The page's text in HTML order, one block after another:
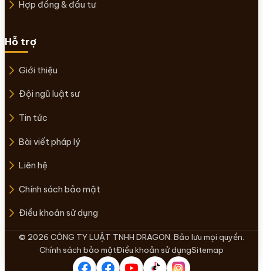
Hợp đồng & đầu tư
Hỗ trợ
Giới thiệu
Đội ngũ luật sư
Tin tức
Bài viết pháp lý
Liên hệ
Chính sách bảo mật
Điều khoản sử dụng
© 2026 CÔNG TY LUẬT TNHH DRAGON. Bảo lưu mọi quyền.
Chính sách bảo mậtĐiều khoản sử dụngSitemap